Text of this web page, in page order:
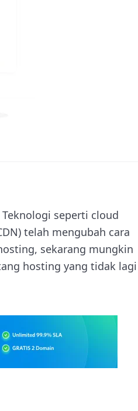
seperti cloud
telah mengubah cara
sekarang mungkin
hosting yang tidak lagi